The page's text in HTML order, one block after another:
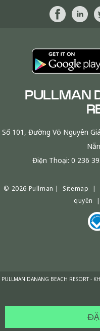
PULLMAN
Số 101, Đường Võ Nguyên
Điện Thoại: 0 236
© 2026 Pullman | Sitemap |
quyền
|
PULLMAN DANANG BEACH RESORT -